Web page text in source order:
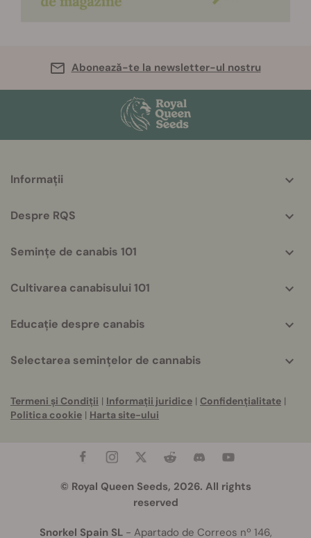
Abonează-te la newsletter-ul nostru
helpful
Informații
Despre RQS
Semințe de canabis 101
Cultivarea canabisului 101
Educație despre canabis
Selectarea semințelor de cannabis
Termeni și Condiții | Informații juridice | Confidențialitate |
Politica cookie | Harta site-ului
© Royal Queen Seeds, 2026. All rights
reserved
Snorkel Spain SL- Apartado de Correos nº 146,